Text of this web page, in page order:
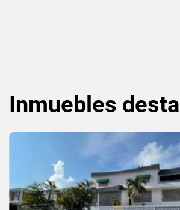
Inmuebles